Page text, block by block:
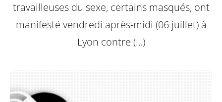
travailleuses du sexe, certains masqués, ont
manifesté vendredi après-midi (06 juillet) à
Lyon contre (…)